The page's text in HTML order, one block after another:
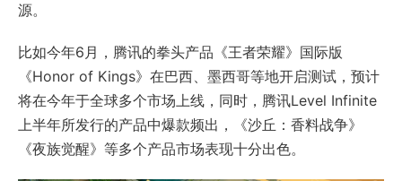
源。
比如今年6月，腾讯的拳头产品《王者荣耀》国际版
《Honor of Kings》在巴西、墨西哥等地开启测试，预计
将在今年于全球多个市场上线，同时，腾讯Level Infinite
上半年所发行的产品中爆款频出，《沙丘：香料战争》
《夜族觉醒》等多个产品市场表现十分出色。